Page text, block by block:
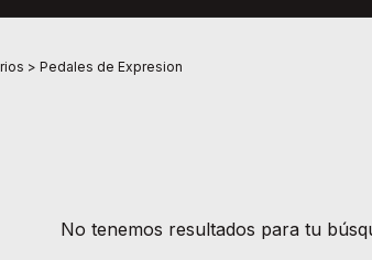
> Pedales de Expresion
No tenemos resultados para tu